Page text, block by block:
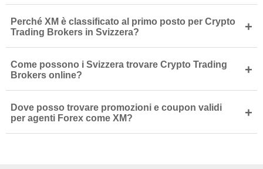
Perché XM è classificato al primo posto per Crypto
Trading Brokers in Svizzera?
+
Come possono i Svizzera trovare Crypto Trading
Brokers online?
+
Dove posso trovare promozioni e coupon validi
per agenti Forex come XM?
+